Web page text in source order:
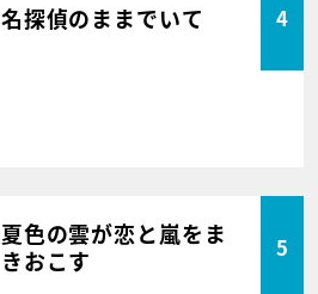
名探偵のままでいて 4
夏色の雲が恋と嵐をま
きおこす
5